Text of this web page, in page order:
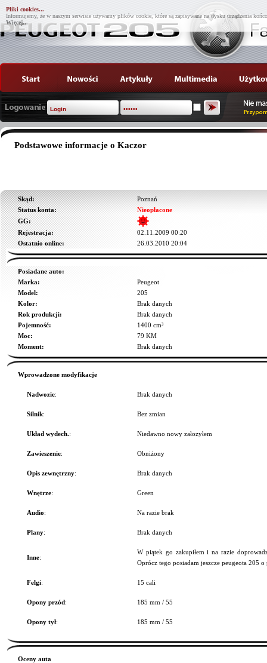
Pliki cookies...
Informujemy, że w naszym serwisie używamy plików cookie, które są zapisywane na dysku urządzenia
Więcej...
Podstawowe informacje o Kaczor
Skąd:
Poznań
Status konta:
Nieopłacone
GG:
Rejestracja:
02.11.2009 00:20
Ostatnio online:
26.03.2010 20:04
Posiadane auto:
Marka:
Peugeot
Model:
205
Kolor:
Brak danych
Rok produkcji:
Brak danych
Pojemność:
1400 cm³
Moc:
79 KM
Moment:
Brak danych
Wprowadzone modyfikacje
Nadwozie: Brak danych
Silnik: Bez zmian
Układ wydech.: Niedawno nowy załozyłem
Zawieszenie: Obniżony
Opis zewnętrzny: Brak danych
Wnętrze: Green
Audio: Na razie brak
Plany: Brak danych
Inne:
W piątek go zakupiłem i na razie
Oprócz tego posiadam jeszcze peugeota 205
Felgi: 15 cali
Opony przód: 185 mm / 55
Opony tył: 185 mm / 55
Oceny auta